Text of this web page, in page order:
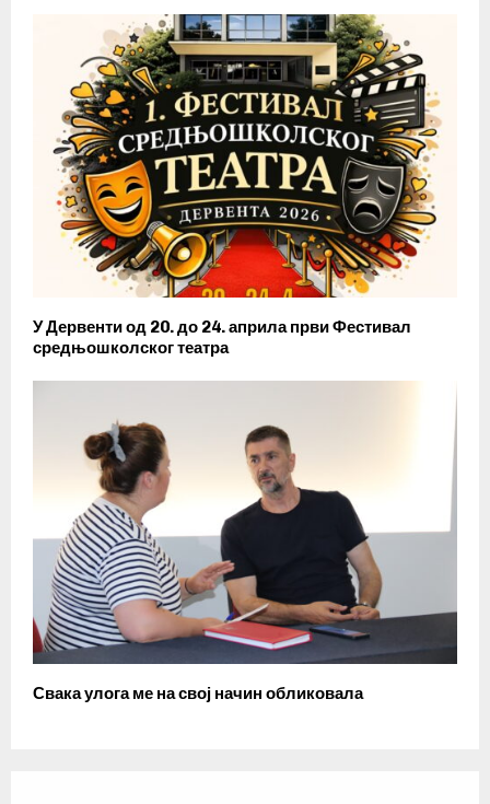
У Дервенти од 20. до 24. априла први Фестивал
средњошколског театра
Свака улога ме на свој начин обликовала